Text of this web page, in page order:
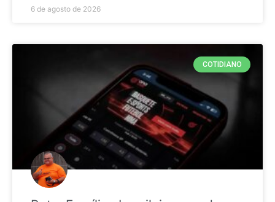
6 de agosto de 2026
COTIDIANO